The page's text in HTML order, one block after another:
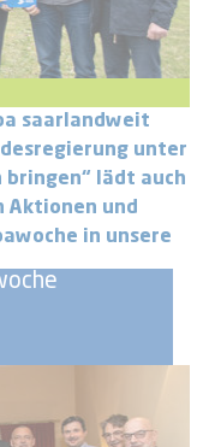
saarlandweit
unter
bringen“ lädt auch
Aktionen und
in unsere